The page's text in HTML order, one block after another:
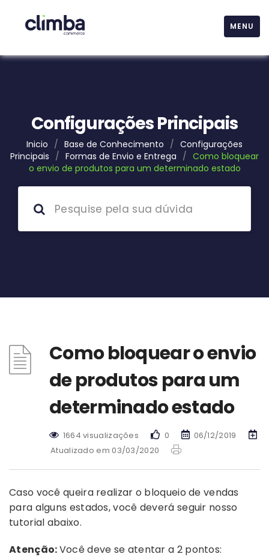
MENU
Configurações Principais
Inicio / Base de Conhecimento / Configurações
Principais / Formas de Envio e Entrega / Como bloquear
o envio de produtos para um determinado estado
Como bloquear o envio
de produtos para um
determinado estado
1664 visualizações 0
06/12/2019
Atualizado em 03/03/2020
Caso você queira realizar o bloqueio de vendas
para alguns estados, você deverá seguir nosso
tutorial abaixo.
Atenção:Você deve se atentar a 2 pontos: